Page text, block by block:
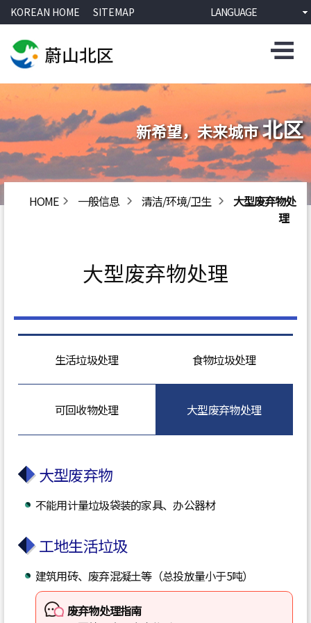
KOREAN HOME SITEMAP LANGUAGE
新希望，未来城市北区
HOME 一般信息 清洁/环境/卫生
大型废弃物处
理
大型废弃物处理
生活垃圾处理 食物垃圾处理
可回收物处理 大型废弃物处理
大型废弃物
不能用计量垃圾袋装的家具、办公器材
工地生活垃圾
建筑用砖、废弃混凝土等（总投放量小于5吨）
废弃物处理指南